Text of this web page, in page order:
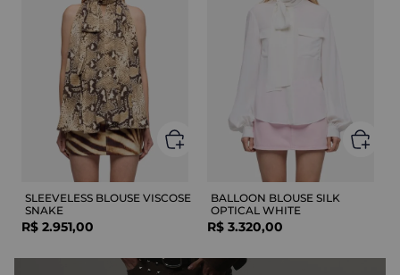
SLEEVELESS BLOUSE VISCOSE
SNAKE
R$ 2.951,00
BALLOON BLOUSE SILK
OPTICAL WHITE
R$ 3.320,00